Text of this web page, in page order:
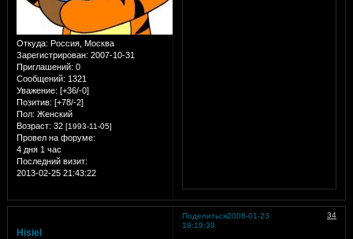
Откуда: Россия, Москва
Зарегистрирован: 2007-10-31
Приглашений: 0
Сообщений: 1321
Уважение: [+36/-0]
Позитив: [+78/-2]
Пол: Женский
Возраст: 32 [1993-11-05]
Провел на форуме:
4 дня 1 час
Последний визит:
2013-02-25 21:43:22
Поделиться 34
2008-01-23
18:19:39
Hisiel